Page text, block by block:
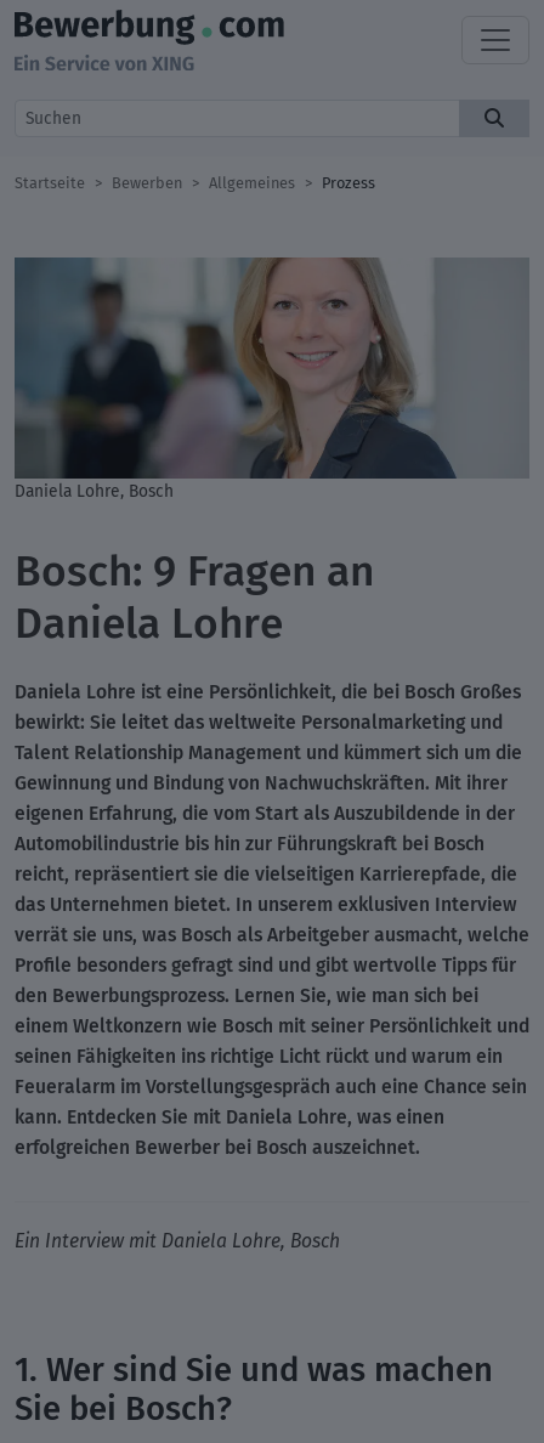
Startseite Bewerben Allgemeines Prozess
Daniela Lohre, Bosch
Bosch: 9 Fragen an
Daniela Lohre
Daniela Lohre ist eine Persönlichkeit, die bei Bosch Großes
bewirkt: Sie leitet das weltweite Personalmarketing und
Talent Relationship Management und kümmert sich um die
Gewinnung und Bindung von Nachwuchskräften. Mit ihrer
eigenen Erfahrung, die vom Start als Auszubildende in der
Automobilindustrie bis hin zur Führungskraft bei Bosch
reicht, repräsentiert sie die vielseitigen Karrierepfade, die
das Unternehmen bietet. In unserem exklusiven Interview
verrät sie uns, was Bosch als Arbeitgeber ausmacht, welche
Profile besonders gefragt sind und gibt wertvolle Tipps für
den Bewerbungsprozess. Lernen Sie, wie man sich bei
einem Weltkonzern wie Bosch mit seiner Persönlichkeit und
seinen Fähigkeiten ins richtige Licht rückt und warum ein
Feueralarm im Vorstellungsgespräch auch eine Chance sein
kann. Entdecken Sie mit Daniela Lohre, was einen
erfolgreichen Bewerber bei Bosch auszeichnet.
Ein Interview mit Daniela Lohre, Bosch
1. Wer sind Sie und was machen
Sie bei Bosch?